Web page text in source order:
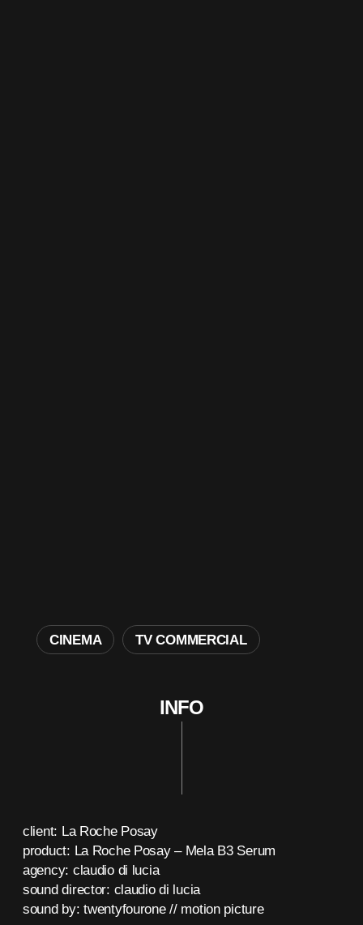
CINEMA TV COMMERCIAL
INFO
client: La Roche Posay
product: La Roche Posay – Mela B3 Serum
agency: claudio di lucia
sound director: claudio di lucia
sound by: twentyfourone // motion picture